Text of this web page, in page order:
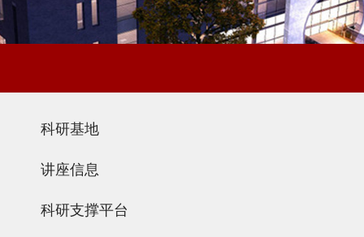
科研基地
讲座信息
科研支撑平台